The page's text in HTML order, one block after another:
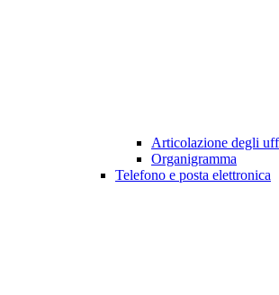
Articolazione degli
Organigramma
Telefono e posta elettronica